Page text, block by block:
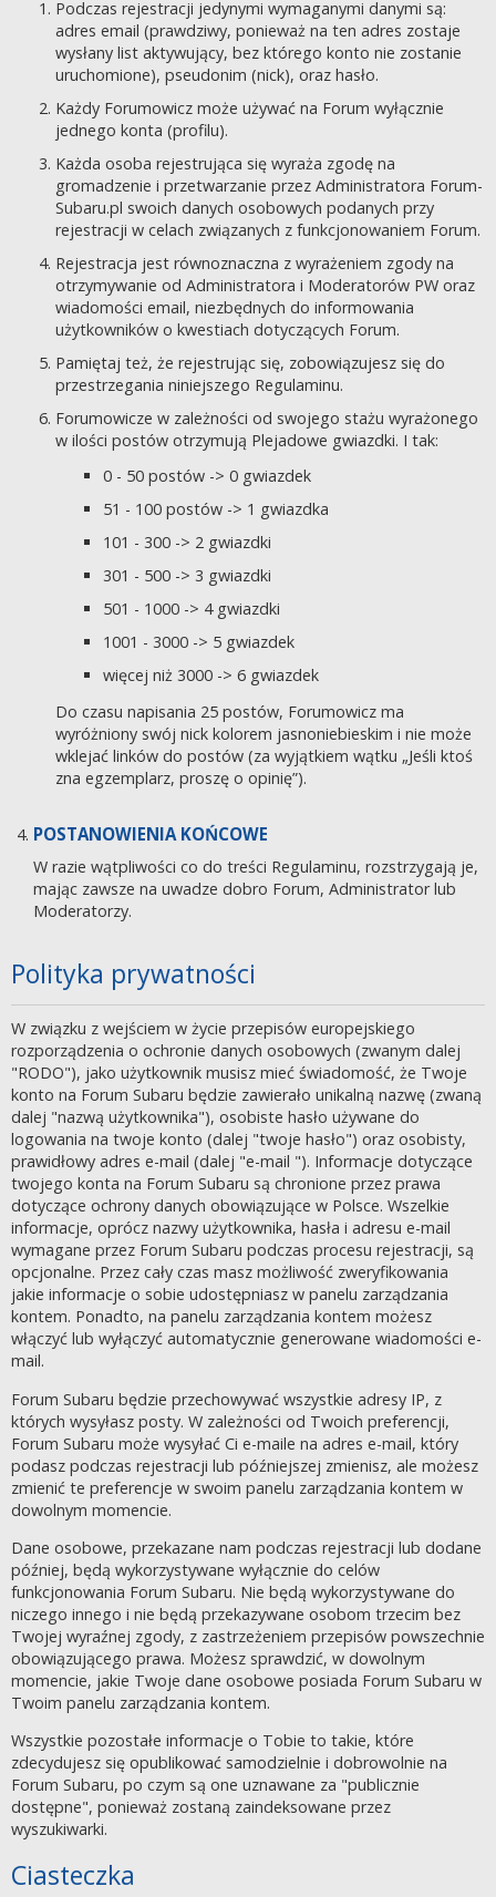
Podczas rejestracji jedynymi wymaganymi danymi są:
adres email (prawdziwy, ponieważ na ten adres zostaje
wysłany list aktywujący, bez którego konto nie zostanie
uruchomione), pseudonim (nick), oraz hasło.
Każdy Forumowicz może używać na Forum wyłącznie
jednego konta (profilu).
Każda osoba rejestrująca się wyraża zgodę na
gromadzenie i przetwarzanie przez Administratora Forum-
Subaru.pl swoich danych osobowych podanych przy
rejestracji w celach związanych z funkcjonowaniem Forum.
Rejestracja jest równoznaczna z wyrażeniem zgody na
otrzymywanie od Administratora i Moderatorów PW oraz
wiadomości email, niezbędnych do informowania
użytkowników o kwestiach dotyczących Forum.
Pamiętaj też, że rejestrując się, zobowiązujesz się do
przestrzegania niniejszego Regulaminu.
Forumowicze w zależności od swojego stażu wyrażonego
w ilości postów otrzymują Plejadowe gwiazdki. I tak:
0 - 50 postów -> 0 gwiazdek
51 - 100 postów -> 1 gwiazdka
101 - 300 -> 2 gwiazdki
301 - 500 -> 3 gwiazdki
501 - 1000 -> 4 gwiazdki
1001 - 3000 -> 5 gwiazdek
więcej niż 3000 -> 6 gwiazdek
Do czasu napisania 25 postów, Forumowicz ma
wyróżniony swój nick kolorem jasnoniebieskim i nie może
wklejać linków do postów (za wyjątkiem wątku „Jeśli ktoś
zna egzemplarz, proszę o opinię”).
POSTANOWIENIA KOŃCOWE
W razie wątpliwości co do treści Regulaminu, rozstrzygają je,
mając zawsze na uwadze dobro Forum, Administrator lub
Moderatorzy.
Polityka prywatności
W związku z wejściem w życie przepisów europejskiego
rozporządzenia o ochronie danych osobowych (zwanym dalej
"RODO"), jako użytkownik musisz mieć świadomość, że Twoje
konto na Forum Subaru będzie zawierało unikalną nazwę (zwaną
dalej "nazwą użytkownika"), osobiste hasło używane do
logowania na twoje konto (dalej "twoje hasło") oraz osobisty,
prawidłowy adres e-mail (dalej "e-mail "). Informacje dotyczące
twojego konta na Forum Subaru są chronione przez prawa
dotyczące ochrony danych obowiązujące w Polsce. Wszelkie
informacje, oprócz nazwy użytkownika, hasła i adresu e-mail
wymagane przez Forum Subaru podczas procesu rejestracji, są
opcjonalne. Przez cały czas masz możliwość zweryfikowania
jakie informacje o sobie udostępniasz w panelu zarządzania
kontem. Ponadto, na panelu zarządzania kontem możesz
włączyć lub wyłączyć automatycznie generowane wiadomości e-
mail.
Forum Subaru będzie przechowywać wszystkie adresy IP, z
których wysyłasz posty. W zależności od Twoich preferencji,
Forum Subaru może wysyłać Ci e-maile na adres e-mail, który
podasz podczas rejestracji lub późniejszej zmienisz, ale możesz
zmienić te preferencje w swoim panelu zarządzania kontem w
dowolnym momencie.
Dane osobowe, przekazane nam podczas rejestracji lub dodane
później, będą wykorzystywane wyłącznie do celów
funkcjonowania Forum Subaru. Nie będą wykorzystywane do
niczego innego i nie będą przekazywane osobom trzecim bez
Twojej wyraźnej zgody, z zastrzeżeniem przepisów powszechnie
obowiązującego prawa. Możesz sprawdzić, w dowolnym
momencie, jakie Twoje dane osobowe posiada Forum Subaru w
Twoim panelu zarządzania kontem.
Wszystkie pozostałe informacje o Tobie to takie, które
zdecydujesz się opublikować samodzielnie i dobrowolnie na
Forum Subaru, po czym są one uznawane za "publicznie
dostępne", ponieważ zostaną zaindeksowane przez
wyszukiwarki.
Ciasteczka